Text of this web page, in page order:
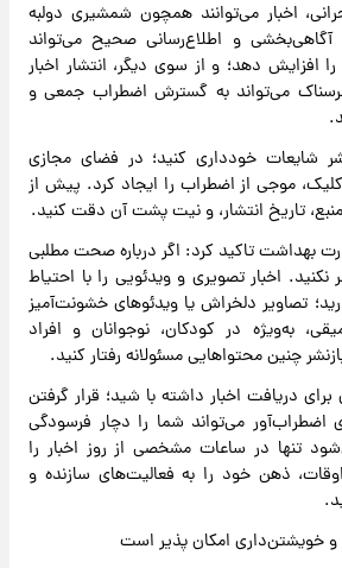
اخبار می‌توانند همچون شمشیری دولبه
و اطلاع‌رسانی صحیح می‌تواند
افزایش دهد؛ و از سوی دیگر، انتشار اخبار
می‌تواند به گسترش اضطراب جمعی و
شایعات خودداری کنید؛ در فضای مجازی
موجی از اضطراب را ایجاد کرد. پیش از
تاریخ انتشار، و نیت پشت آن دقت کنید.
بهداشت تاکید کرد: اگر درباره‌ صحت مطلبی
نکنید. اخبار تصویری و ویدئویی را با احتیاط
تصاویر دلخراش یا ویدئوهای خشونت‌آمیز
به‌ویژه در کودکان، نوجوانان و افراد
چنین محتواهایی مسئولانه رفتار کنید.
دریافت اخبار داشته با شید؛ قرار گرفتن
می‌تواند شما را دچار فرسودگی
تنها در ساعات مشخصی از روز اخبار را
ذهن خود را به فعالیت‌های سازنده و
و خویشتن‌داری امکان پذیر است